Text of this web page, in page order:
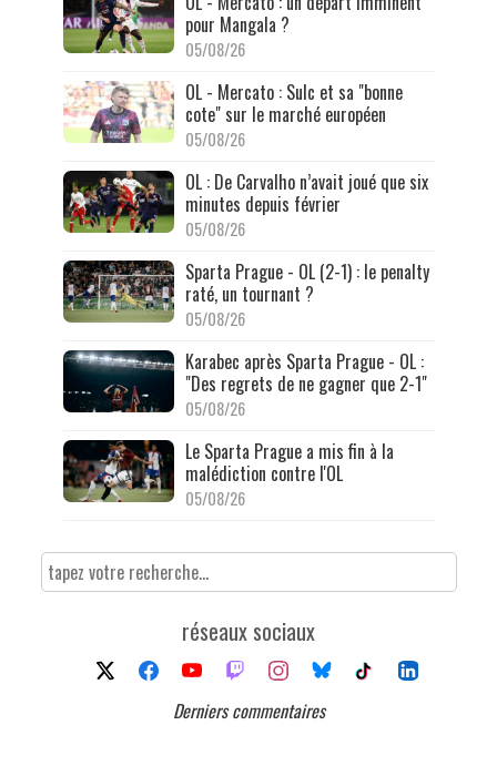
pour Mangala ?
05/08/26
OL - Mercato : Sulc et sa "bonne
cote" sur le marché européen
05/08/26
OL : De Carvalho n’avait joué que six
minutes depuis février
05/08/26
Sparta Prague - OL (2-1) : le penalty
raté, un tournant ?
05/08/26
Karabec après Sparta Prague - OL :
"Des regrets de ne gagner que 2-1"
05/08/26
Le Sparta Prague a mis fin à la
malédiction contre l'OL
05/08/26
réseaux sociaux
Derniers commentaires